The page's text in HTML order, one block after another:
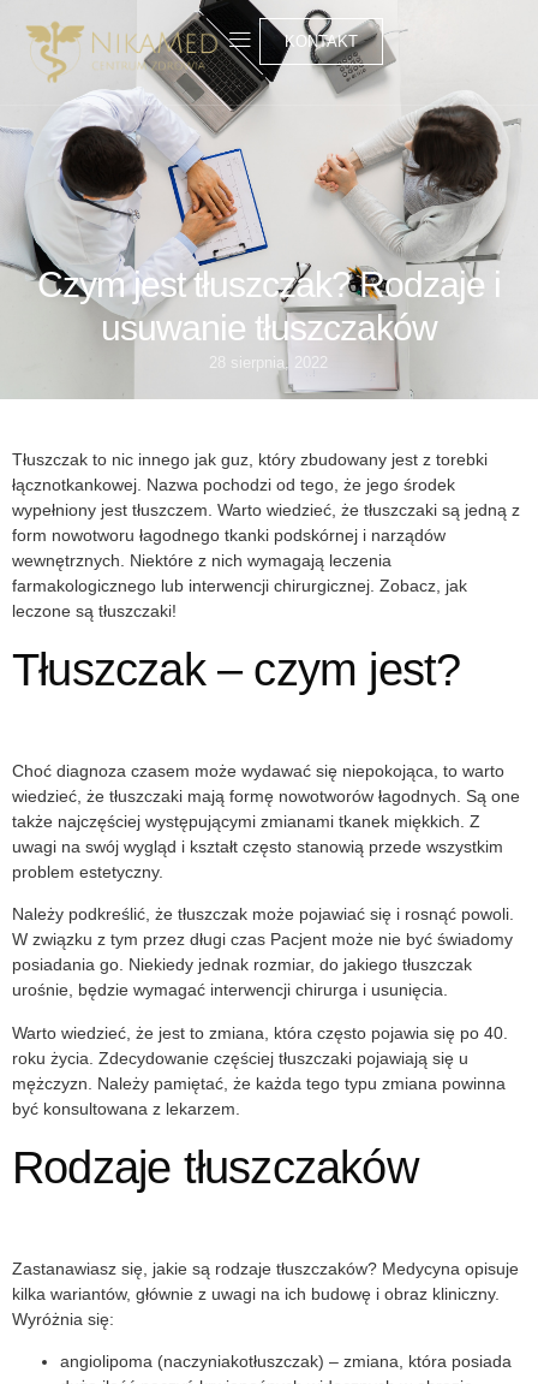
KONTAKT
Czym jest tłuszczak? Rodzaje i
usuwanie tłuszczaków
28 sierpnia, 2022
Tłuszczak to nic innego jak guz, który zbudowany jest z torebki
łącznotkankowej. Nazwa pochodzi od tego, że jego środek
wypełniony jest tłuszczem. Warto wiedzieć, że tłuszczaki są jedną z
form nowotworu łagodnego tkanki podskórnej i narządów
wewnętrznych. Niektóre z nich wymagają leczenia
farmakologicznego lub interwencji chirurgicznej. Zobacz, jak
leczone są tłuszczaki!
Tłuszczak – czym jest?
Choć diagnoza czasem może wydawać się niepokojąca, to warto
wiedzieć, że tłuszczaki mają formę nowotworów łagodnych. Są one
także najczęściej występującymi zmianami tkanek miękkich. Z
uwagi na swój wygląd i kształt często stanowią przede wszystkim
problem estetyczny.
Należy podkreślić, że tłuszczak może pojawiać się i rosnąć powoli.
W związku z tym przez długi czas Pacjent może nie być świadomy
posiadania go. Niekiedy jednak rozmiar, do jakiego tłuszczak
urośnie, będzie wymagać interwencji chirurga i usunięcia.
Warto wiedzieć, że jest to zmiana, która często pojawia się po 40.
roku życia. Zdecydowanie częściej tłuszczaki pojawiają się u
mężczyzn. Należy pamiętać, że każda tego typu zmiana powinna
być konsultowana z lekarzem.
Rodzaje tłuszczaków
Zastanawiasz się, jakie są rodzaje tłuszczaków? Medycyna opisuje
kilka wariantów, głównie z uwagi na ich budowę i obraz kliniczny.
Wyróżnia się:
angiolipoma (naczyniakotłuszczak) – zmiana, która posiada